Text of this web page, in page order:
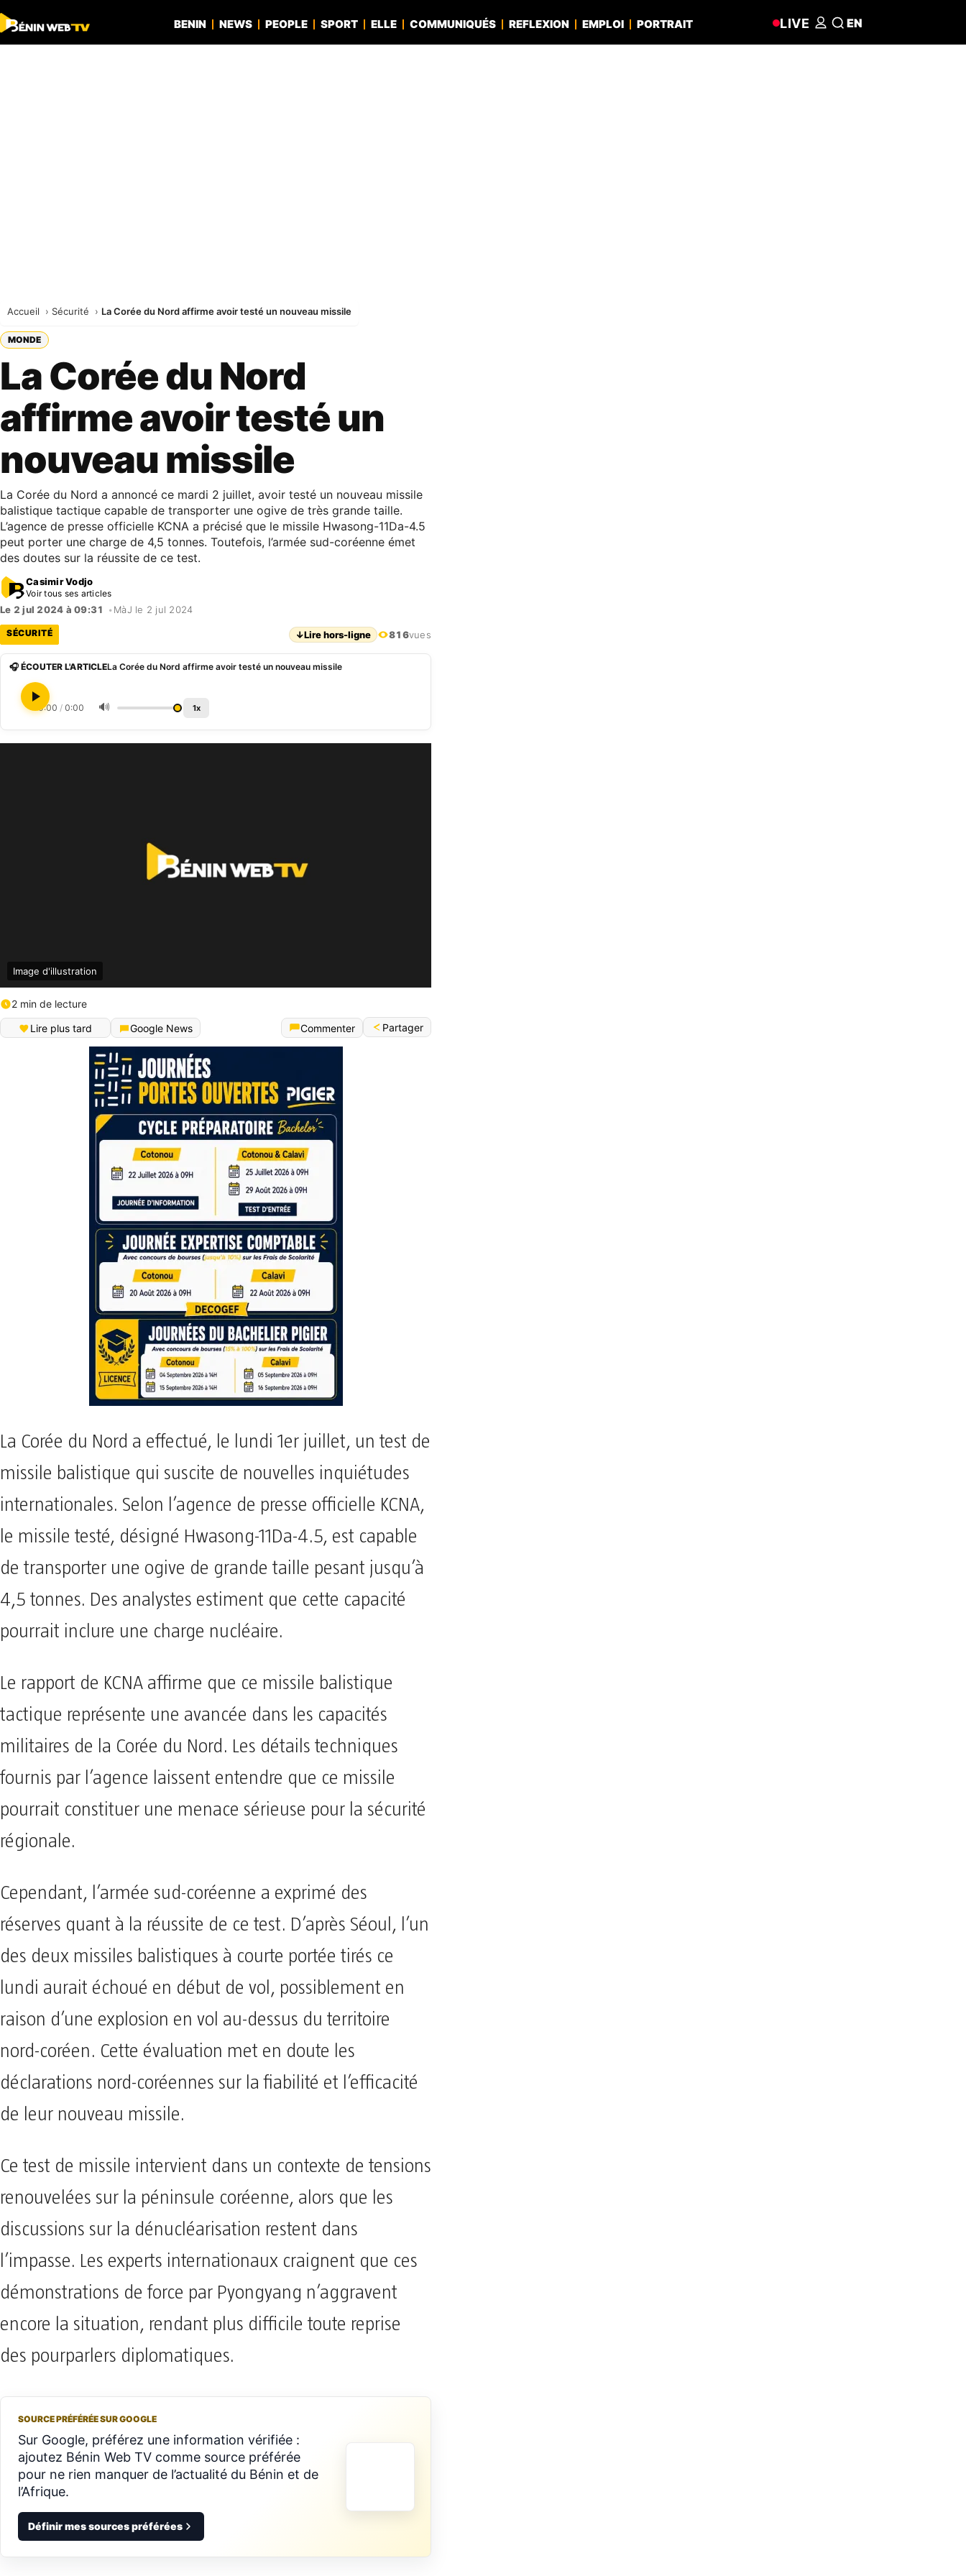
BENIN NEWS PEOPLE SPORT ELLE COMMUNIQUÉS REFLEXION EMPLOI PORTRAIT LIVE EN
Accueil Sécurité La Corée du Nord affirme avoir testé un nouveau missile
MONDE
La Corée du Nord
affirme avoir testé un
nouveau missile
La Corée du Nord a annoncé ce mardi 2 juillet, avoir testé un nouveau missile
balistique tactique capable de transporter une ogive de très grande taille.
L’agence de presse officielle KCNA a précisé que le missile Hwasong-11Da-4.5
peut porter une charge de 4,5 tonnes. Toutefois, l’armée sud-coréenne émet
des doutes sur la réussite de ce test.
Casimir Vodjo
Voir tous ses articles
Le 2 jul 2024 à 09:31 • MàJ le 2 jul 2024
SÉCURITÉ ↓Lire hors-ligne 816vues
🎧 ÉCOUTER L'ARTICLELa Corée du Nord affirme avoir testé un nouveau missile
0:00 / 0:00 🔊 1x
Image d'illustration
2 min de lecture
Lire plus tard
Google News Commenter Partager
La Corée du Nord a effectué, le lundi 1er juillet, un test de
missile balistique qui suscite de nouvelles inquiétudes
internationales. Selon l’agence de presse officielle KCNA,
le missile testé, désigné Hwasong-11Da-4.5, est capable
de transporter une ogive de grande taille pesant jusqu’à
4,5 tonnes. Des analystes estiment que cette capacité
pourrait inclure une charge nucléaire.
Le rapport de KCNA affirme que ce missile balistique
tactique représente une avancée dans les capacités
militaires de la Corée du Nord. Les détails techniques
fournis par l’agence laissent entendre que ce missile
pourrait constituer une menace sérieuse pour la sécurité
régionale.
Cependant, l’armée sud-coréenne a exprimé des
réserves quant à la réussite de ce test. D’après Séoul, l’un
des deux missiles balistiques à courte portée tirés ce
lundi aurait échoué en début de vol, possiblement en
raison d’une explosion en vol au-dessus du territoire
nord-coréen. Cette évaluation met en doute les
déclarations nord-coréennes sur la fiabilité et l’efficacité
de leur nouveau missile.
Ce test de missile intervient dans un contexte de tensions
renouvelées sur la péninsule coréenne, alors que les
discussions sur la dénucléarisation restent dans
l’impasse. Les experts internationaux craignent que ces
démonstrations de force par Pyongyang n’aggravent
encore la situation, rendant plus difficile toute reprise
des pourparlers diplomatiques.
SOURCE PRÉFÉRÉE SUR GOOGLE
Sur Google, préférez une information vérifiée :
ajoutez Bénin Web TV comme source préférée
pour ne rien manquer de l’actualité du Bénin et de
l’Afrique.
Définir mes sources préférées